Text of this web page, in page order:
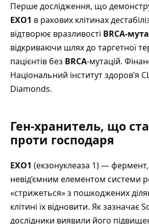
Перше дослідження, що
EXO1 в ракових клітинах
відтворює вразливості BRCA-
відкриваючи шлях до таргетної
пацієнтів без BRCA-мутацій.
Національний інститут здоров’я
Diamonds.
Ген-хранитель, що
проти господаря
EXO1 (екзонуклеаза 1) —
невід’ємним елементом системи
«стрижеться» з пошкоджених
клітині їх відновити. Як зазначає
дослідники виявили його